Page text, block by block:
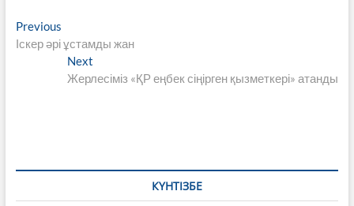
Навигация
по
записям
PreviousPrevious
post:
Іскер әрі ұстамды жан
Next
post:
Жерлесіміз «ҚР еңбек сіңірген қызметкері» атанды
КҮНТІЗБЕ